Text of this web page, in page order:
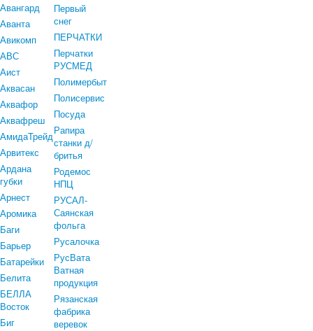
Авангард
Аванта
Авикомп
АВС
Аист
Аквасан
Аквафор
Аквафреш
АмидаТрейд
Арвитекс
Ардана
губки
Арнест
Аромика
Баги
Барьер
Батарейки
Белита
БЕЛЛА
Восток
Биг
Первый
снег
ПЕРЧАТКИ
Перчатки
РУСМЕД
Полимербыт
Полисервис
Посуда
Рапира
станки д/
бритья
Родемос
НПЦ
РУСАЛ-
Саянская
фольга
Русалочка
РусВата
Ватная
продукция
Рязанская
фабрика
веревок